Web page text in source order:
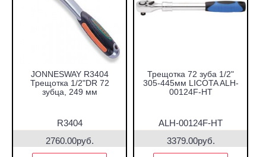
JONNESWAY R3404
Трещотка 1/2"DR 72
зубца, 249 мм
R3404
2760.00руб.
Трещотка 72 зуба 1/2"
305-445мм LICOTA ALH-
00124F-HT
ALH-00124F-HT
3379.00руб.